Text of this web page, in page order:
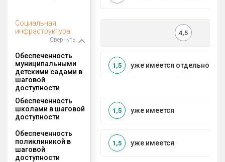
Социальная
инфраструктура
Свернуть
4,5
Обеспеченность
муниципальными
детскими садами в
шаговой
доступности
уже имеется
1,5
Обеспеченность
школами в шаговой
доступности
уже имеется
1,5
Обеспеченность
поликлиникой в
шаговой
доступности
уже имеется
1,5